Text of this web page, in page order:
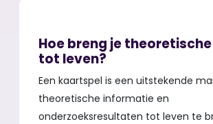
Hoe breng je
tot leven?
Een kaartspel is een uitstekende
theoretische informatie en
onderzoeksresultaten tot leven te